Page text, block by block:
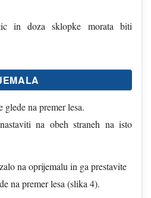
in doza sklopke morata biti
na premer lesa.
na obeh straneh na isto
na oprijemalu in ga prestavite
na premer lesa (slika 4).